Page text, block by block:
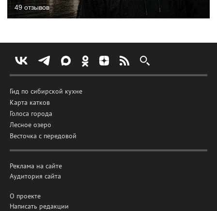
49 отзывов
Гид по сибирской кухне
Карта катков
Голоса города
Лесное озеро
Весточка с передовой
Реклама на сайте
Аудитория сайта
О проекте
Написать редакции